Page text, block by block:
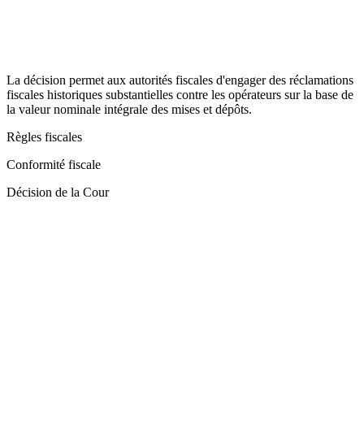
La décision permet aux autorités fiscales d'engager des réclamations
fiscales historiques substantielles contre les opérateurs sur la base de
la valeur nominale intégrale des mises et dépôts.
Règles fiscales
Conformité fiscale
Décision de la Cour